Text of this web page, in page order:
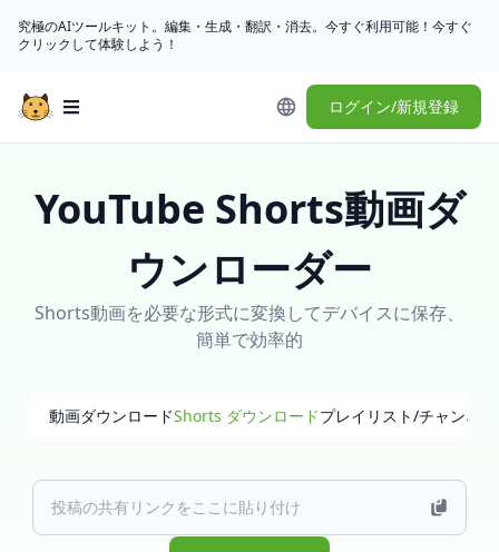
究極のAIツールキット。編集・生成・翻訳・消去。今すぐ利用可能！今すぐ
クリックして体験しよう！
Open main menu ログイン/新規登録
YouTube Shorts動画ダ
ウンローダー
Shorts動画を必要な形式に変換してデバイスに保存、
簡単で効率的
動画ダウンロードShorts ダウンロードプレイリスト/チャンネ